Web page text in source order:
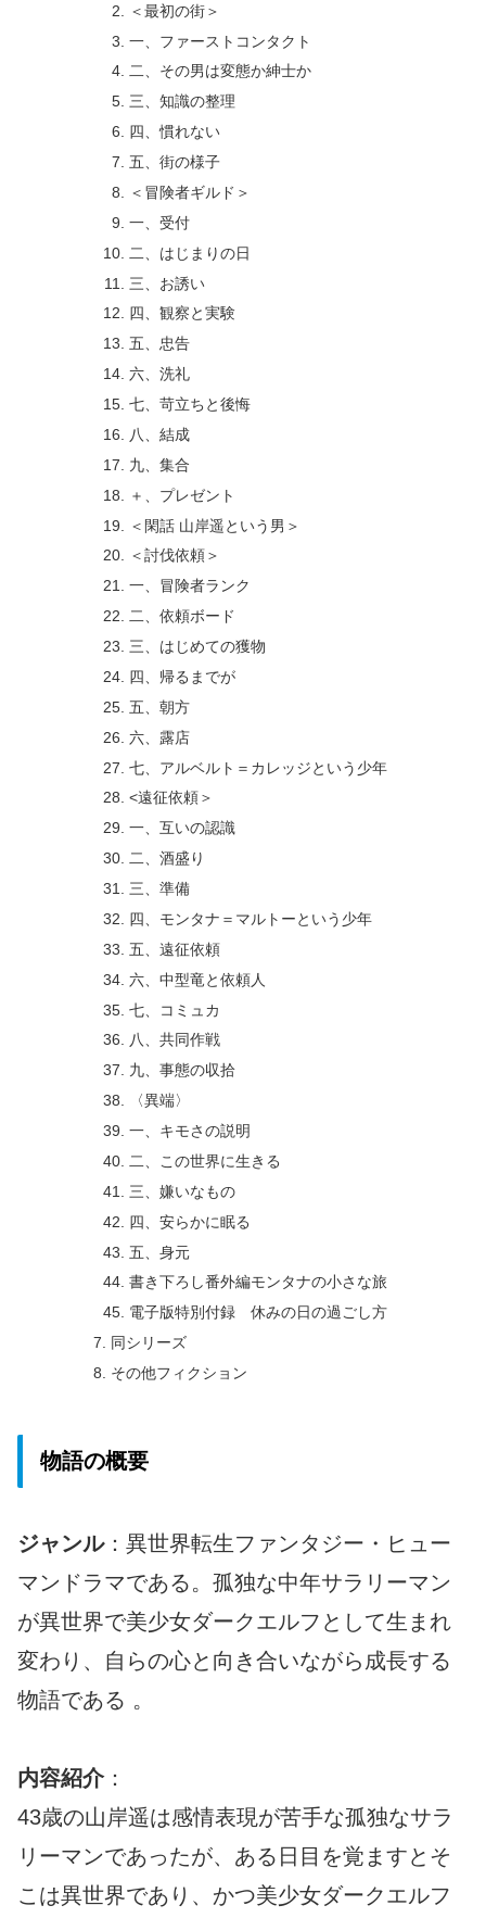
＜最初の街＞
一、ファーストコンタクト
二、その男は変態か紳士か
三、知識の整理
四、慣れない
五、街の様子
＜冒険者ギルド＞
一、受付
二、はじまりの日
三、お誘い
四、観察と実験
五、忠告
六、洗礼
七、苛立ちと後悔
八、結成
九、集合
＋、プレゼント
＜閑話 山岸遥という男＞
＜討伐依頼＞
一、冒険者ランク
二、依頼ボード
三、はじめての獲物
四、帰るまでが
五、朝方
六、露店
七、アルベルト＝カレッジという少年
<遠征依頼＞
一、互いの認識
二、酒盛り
三、準備
四、モンタナ＝マルトーという少年
五、遠征依頼
六、中型竜と依頼人
七、コミュカ
八、共同作戦
九、事態の収拾
〈異端〉
一、キモさの説明
二、この世界に生きる
三、嫌いなもの
四、安らかに眠る
五、身元
書き下ろし番外編モンタナの小さな旅
電子版特別付録 休みの日の過ごし方
同シリーズ
その他フィクション
物語の概要
ジャンル：異世界転生ファンタジー・ヒュー
マンドラマである。孤独な中年サラリーマン
が異世界で美少女ダークエルフとして生まれ
変わり、自らの心と向き合いながら成長する
物語である 。
内容紹介：
43歳の山岸遥は感情表現が苦手な孤独なサラ
リーマンであったが、ある日目を覚ますとそ
こは異世界であり、かつ美少女ダークエルフ